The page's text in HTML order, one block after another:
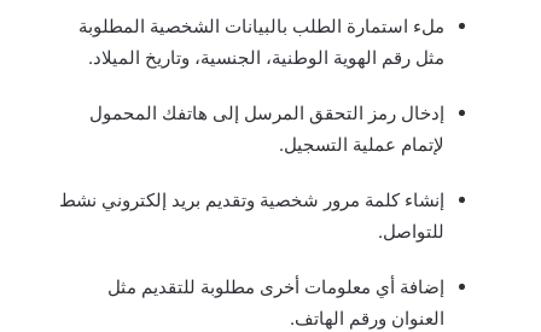
ملء استمارة الطلب بالبيانات الشخصية المطلوبة
مثل رقم الهوية الوطنية، الجنسية، وتاريخ الميلاد.
إدخال رمز التحقق المرسل إلى هاتفك المحمول
لإتمام عملية التسجيل.
إنشاء كلمة مرور شخصية وتقديم بريد إلكتروني نشط
للتواصل.
إضافة أي معلومات أخرى مطلوبة للتقديم مثل
العنوان ورقم الهاتف.